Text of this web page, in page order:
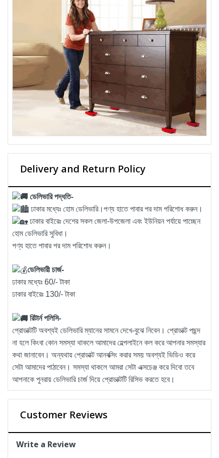
Delivery and Return Policy
ডেলিভারি পদ্ধতি-
ঢাকার মধ্যেঃ হোম ডেলিভারি।পণ্য হাতে পাবার পর দাম পরিশোধ করুন।
ঢাকার বাইরেঃ দেশের সকল জেলা-উপজেলা এবং ইউনিয়ন পর্যায়ে পাচ্ছেন
হোম ডেলিভারি সুবিধা।
পণ্য হাতে পাবার পর দাম পরিশোধ করুন।
ডেলিভারী চার্জ-
ঢাকার মধ্যেঃ 60/- টাকা
ঢাকার বাইরেঃ 130/- টাকা
রিটার্ন পলিসি-
প্রোডাক্টটি অবশ্যই ডেলিভারি ম্যানের সামনে দেখে-বুঝে নিবেন। প্রোডাক্ট পছন্দ
না হলে কিংবা কোন সমস্যা থাকলে আমাদের হেল্পলাইনে কল করে আপনার সমস্যার
কথা জানাবেন। অন্যথায় প্রোডাক্ট আনবক্সিং করার সময় অবশ্যই ভিডিও করে
সেটা আমাদের পাঠাবেন। সমস্যা থাকলে আমরা সেটা এক্সচেঞ্জ করে দিবো তবে
আপনাকে পুনরায় ডেলিভারি চার্জ দিয়ে প্রোডাক্টটি রিসিভ করতে হবে।
Customer Reviews
Write a Review